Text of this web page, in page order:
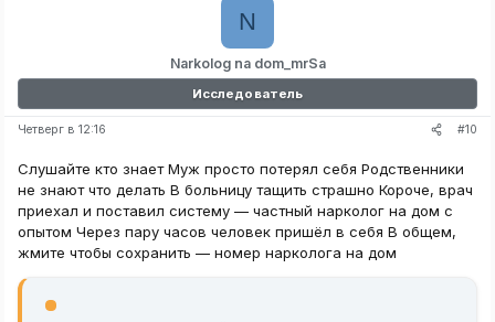
Narkolog na dom_mrSa
N
Исследователь
Четверг в 12:16 #10
Слушайте кто знает Муж просто потерял себя Родственники
не знают что делать В больницу тащить страшно Короче, врач
приехал и поставил систему — частный нарколог на дом с
опытом Через пару часов человек пришёл в себя В общем,
жмите чтобы сохранить — номер нарколога на дом